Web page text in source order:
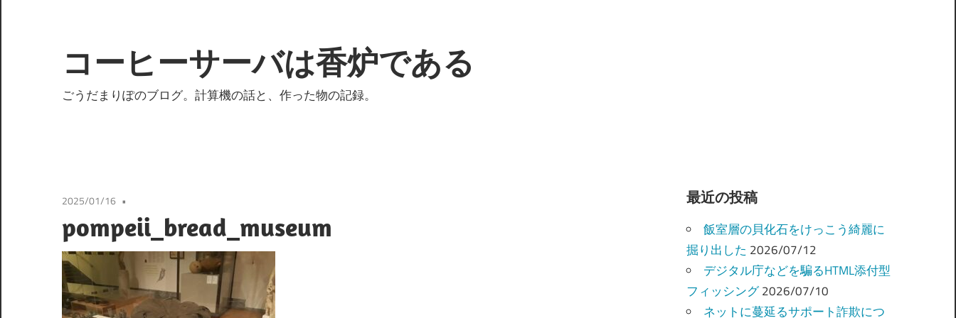
テ
ン
ツ
プ
コーヒーサーバは香炉である
ごうだまりぽのブログ。計算機の話と、作った物の記録。
2025/01/16
pompeii_bread_museum
最近の投稿
飯室層の貝化石をけっこう綺麗に
掘り出した 2026/07/12
デジタル庁などを騙るHTML添付型
フィッシング 2026/07/10
ネットに蔓延るサポート詐欺につ